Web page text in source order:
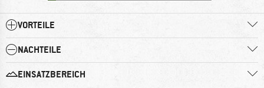
VORTEILE
NACHTEILE
EINSATZBEREICH